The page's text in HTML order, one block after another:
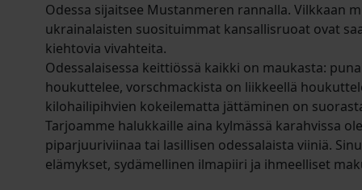
Odessa sijaitsee Mustanmeren rannalla. Vilkkaan
ukrainalaisten suosituimmat kansallisruoat ovat
kiehtovia vivahteita.
Odessalaisessa keittiössä kaikki on maukasta:
houkuttelee, vorschmackista on liikkeellä
kilohailipihvien kokeilematta jättäminen on
Tarjoamme halukkaille aina kylmässä karahvissa
piparjuuriviinaa tai lasillisen odessalaista viiniä.
elämykset, sydämellinen ilmapiiri ja ihmeelliset